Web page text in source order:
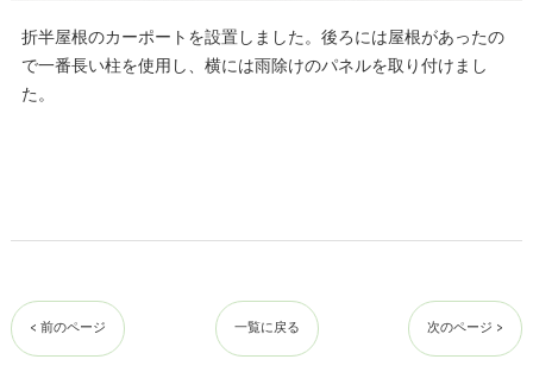
折半屋根のカーポートを設置しました。後ろには屋根があったの
で一番長い柱を使用し、横には雨除けのパネルを取り付けまし
た。
< 前のページ 一覧に戻る 次のページ >